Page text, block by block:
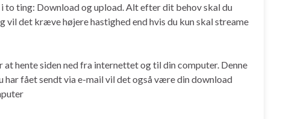
ting: Download og upload. Alt efter dit behov skal du
vil det kræve højere hastighed end hvis du kun skal streame
hente siden ned fra internettet og til din computer. Denne
har fået sendt via e-mail vil det også være din download